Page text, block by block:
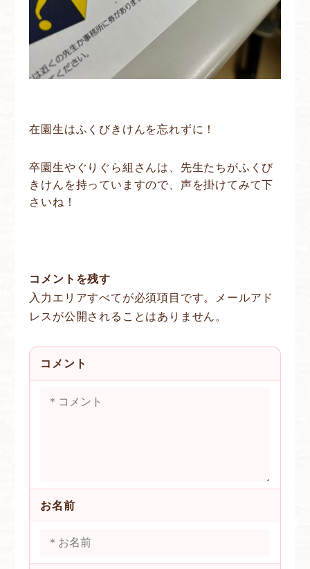
在園生はふくびきけんを忘れずに！
卒園生やぐりぐら組さんは、先生たちがふくび
きけんを持っていますので、声を掛けてみて下
さいね！
コメントを残す
入力エリアすべてが必須項目です。メールアド
レスが公開されることはありません。
コメント
お名前